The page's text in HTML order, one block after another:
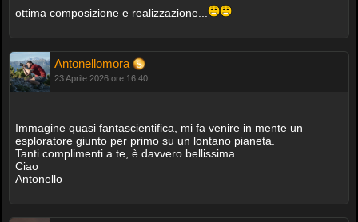
ottima composizione e realizzazione...
Antonellomora
23 Aprile 2026 ore 16:40
Immagine quasi fantascientifica, mi fa venire in mente un
esploratore giunto per primo su un lontano pianeta.
Tanti complimenti a te, è davvero bellissima.
Ciao
Antonello